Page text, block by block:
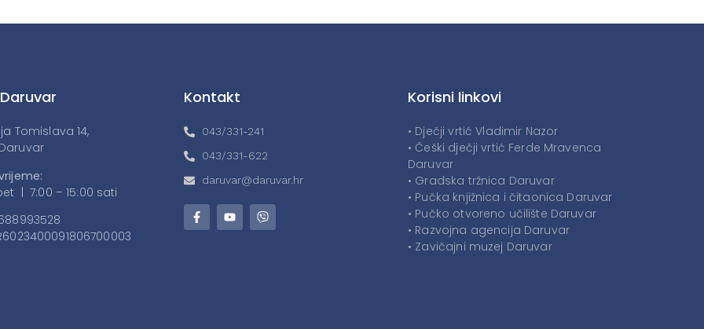
Tomislava 14,
| 7:00 – 15:00 sati
Kontakt
043/331-241
043/331-622
daruvar@daruvar.hr
Korisni linkovi
• Dječji vrtić Vladimir Nazor
• Češki dječji vrtić Ferde Mravenca
Daruvar
• Gradska tržnica Daruvar
• Pučka knjižnica i čitaonica Daruvar
• Pučko otvoreno učilište Daruvar
• Razvojna agencija Daruvar
• Zavičajni muzej Daruvar